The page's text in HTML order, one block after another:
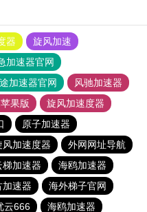
器
旋风加速
加速器官网
加速器官网
风驰加速器
果版
旋风加速度器
原子加速器
风加速度器
外网网址导航
梯加速器
海鸥加速器
加速器
海外梯子官网
云666 海鸥加速器